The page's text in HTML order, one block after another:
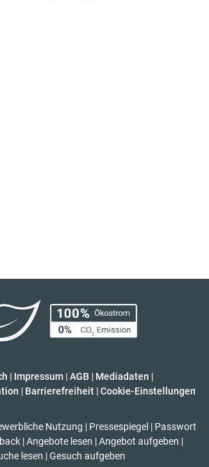
| Impressum |AGB | Mediadaten |
| Barrierefreiheit | Cookie-Einstellungen
Nutzung | Pressespiegel | Passwort
| Angebote lesen | Angebot aufgeben |
lesen | Gesuch aufgeben